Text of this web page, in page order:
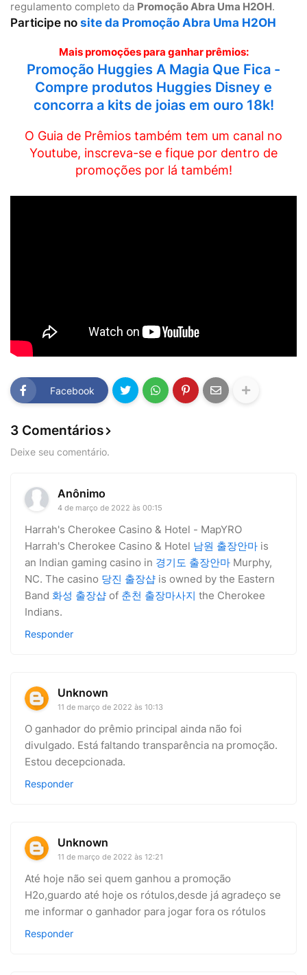
regulamento completo da Promoção Abra Uma H2OH.
Participe no site da Promoção Abra Uma H2OH
Mais promoções para ganhar prêmios:
Promoção Huggies A Magia Que Fica -
Compre produtos Huggies Disney e
concorra a kits de joias em ouro 18k!
O Guia de Prêmios também tem um canal no
Youtube, inscreva-se e fique por dentro de
promoções por lá também!
Facebook
3 Comentários
Deixe seu comentário.
Anônimo
4 de março de 2022 às 00:15
Harrah's Cherokee Casino & Hotel - MapYRO
Harrah's Cherokee Casino & Hotel 남원 출장안마 is
an Indian gaming casino in 경기도 출장안마 Murphy,
NC. The casino 당진 출장샵 is owned by the Eastern
Band 화성 출장샵 of 춘천 출장마사지 the Cherokee
Indians.
Responder
Unknown
11 de março de 2022 às 10:13
O ganhador do prêmio principal ainda não foi
divulgado. Está faltando transparência na promoção.
Estou decepcionada.
Responder
Unknown
11 de março de 2022 às 12:21
Até hoje não sei quem ganhou a promoção
H2o,guardo até hoje os rótulos,desde já agradeço se
me informar o ganhador para jogar fora os rótulos
Responder